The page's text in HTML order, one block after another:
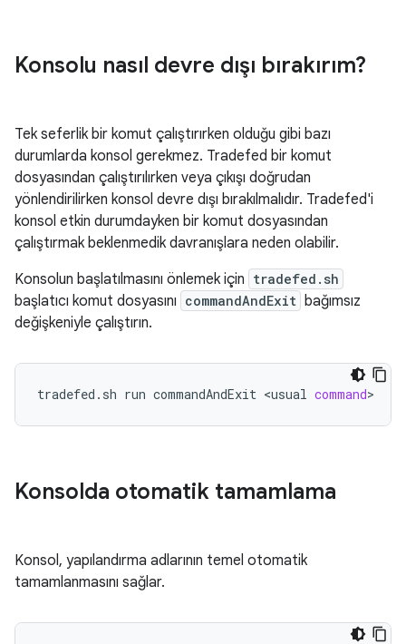
Konsolu nasıl devre dışı bırakırım?
Tek seferlik bir komut çalıştırırken olduğu gibi bazı
durumlarda konsol gerekmez. Tradefed bir komut
dosyasından çalıştırılırken veya çıkışı doğrudan
yönlendirilirken konsol devre dışı bırakılmalıdır. Tradefed'i
konsol etkin durumdayken bir komut dosyasından
çalıştırmak beklenmedik davranışlara neden olabilir.
Konsolun başlatılmasını önlemek için tradefed.sh
başlatıcı komut dosyasını commandAndExit bağımsız
değişkeniyle çalıştırın.
tradefed.sh run commandAndExit <usual command
Konsolda otomatik tamamlama
Konsol, yapılandırma adlarının temel otomatik
tamamlanmasını sağlar.